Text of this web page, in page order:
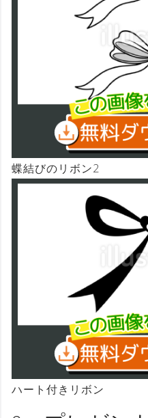
蝶結びのリボン2
ハート付きリボン